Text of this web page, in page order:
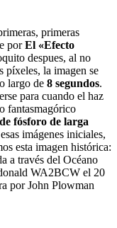
primeras
porEl «Efecto
despues, al no
píxeles, la imagen se
largo de 8 segundos.
para cuando el haz
fantasmagórico
de fósforo de larga
imágenes iniciales,
esta imagen histórica:
a través del Océano
WA2BCW el 20
por John Plowman